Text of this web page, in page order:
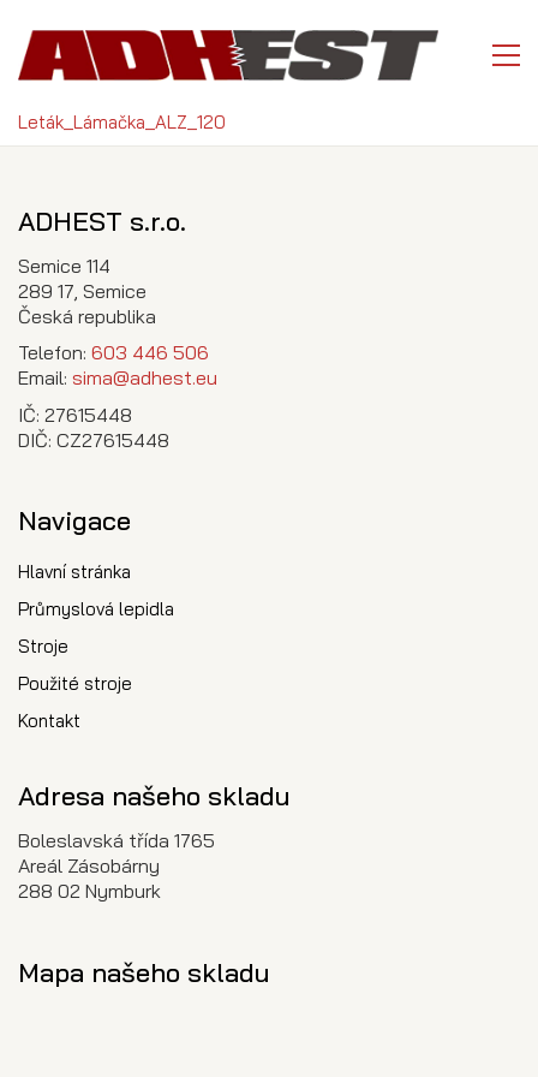
Leták_Lámačka_ALZ_120
ADHEST s.r.o.
Semice 114
289 17, Semice
Česká republika
Telefon: 603 446 506
Email: sima@adhest.eu
IČ: 27615448
DIČ: CZ27615448
Navigace
Hlavní stránka
Průmyslová lepidla
Stroje
Použité stroje
Kontakt
Adresa našeho skladu
Boleslavská třída 1765
Areál Zásobárny
288 02 Nymburk
Mapa našeho skladu